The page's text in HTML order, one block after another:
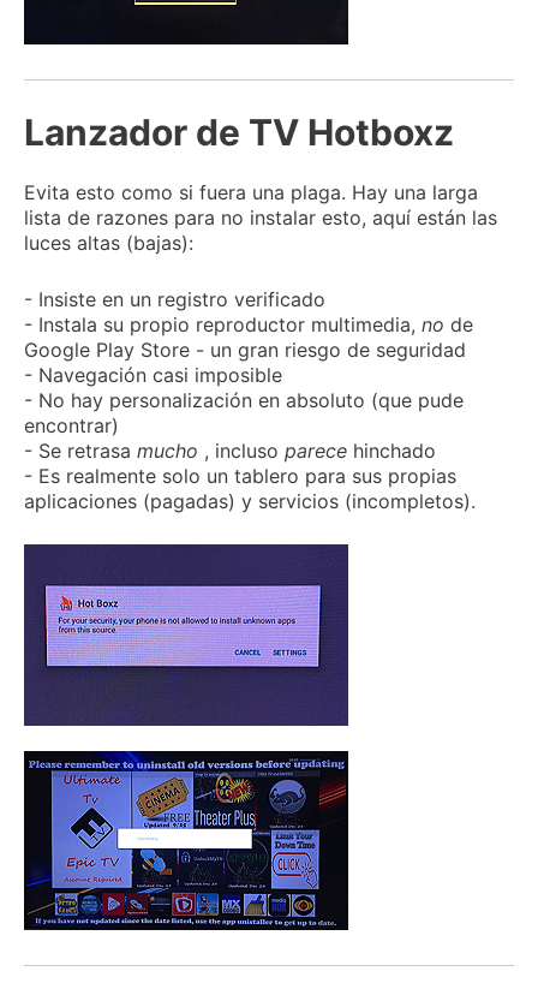
Lanzador de TV Hotboxz
Evita esto como si fuera una plaga. Hay una larga
lista de razones para no instalar esto, aquí están las
luces altas (bajas):
- Insiste en un registro verificado
- Instala su propio reproductor multimedia, no de
Google Play Store - un gran riesgo de seguridad
- Navegación casi imposible
- No hay personalización en absoluto (que pude
encontrar)
- Se retrasa mucho , incluso parece hinchado
- Es realmente solo un tablero para sus propias
aplicaciones (pagadas) y servicios (incompletos).